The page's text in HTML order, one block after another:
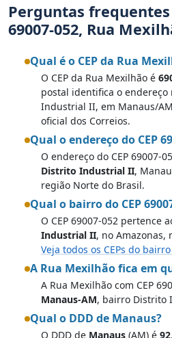
Perguntas frequentes
69007-052, Rua
Qual é o CEP da Rua
O CEP da Rua Mexilhão é
postal identifica o
Industrial II, em Manaus/
oficial dos Correios.
Qual o endereço do CEP
O endereço do CEP 69007-
Distrito Industrial II,
região Norte do Brasil.
Qual o bairro do CEP
O CEP 69007-052 pertence
Industrial II, no Amazonas,
Veja todos os CEPs do
A Rua Mexilhão fica em
A Rua Mexilhão com CEP
Manaus-AM, bairro Distrito
Qual o DDD de Manaus?
O DDD de Manaus (AM) é 92